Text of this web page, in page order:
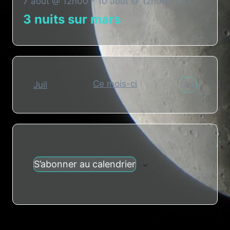
3 nuits sur mars
Juil Ce mois-ci Sep
S’abonner au calendrier